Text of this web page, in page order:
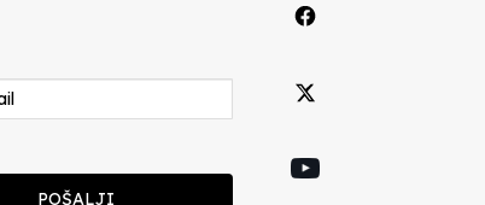
POŠALJI